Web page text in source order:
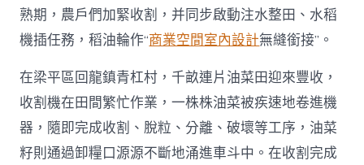
熟期，農戶們加緊收割，并同步啟動注水整田、水稻
機插任務，稻油輪作“商業空間室內設計無縫銜接”。
在梁平區回龍鎮青杠村，千畝連片油菜田迎來豐收，
收割機在田間繁忙作業，一株株油菜被疾速地卷進機
器，隨即完成收割、脫粒、分離、破壞等工序，油菜
籽則通過卸糧口源源不斷地涌進車斗中。在收割完成